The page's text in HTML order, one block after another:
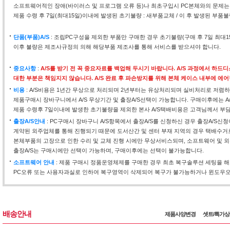
소프트웨어적인 장애(바이러스 및 프로그램 오류 등)나 최초구입시 PC본체와의 문제
제품 수령 후 7일(최대15일)이내에 발생된 초기불량 : 새부품교체 / 이 후 발생된 부품
단품(부품)A/S : 조립PC구성을 제외한 부품만 구매한 경우 초기불량(구매 후 7일 최대
이후 불량은 제조사규정의 의해 해당부품 제조사를 통해 서비스를 받으셔야 합니다.
중요사항: A/S를 받기 전 꼭 중요자료를 백업해 두시기 바랍니다. A/S 과정에서 하드
대한 부분은 책임지지 않습니다. A/S 완료 후 파손방지를 위해 본체 케이스 내부에 에
비용 : A/S비용은 1년간 무상으로 처리되며 2년부터는 유상처리되며 실비처리로 저렴
제품구매시 장바구니에서 A/S 무상기간 및 출장A/S선택이 가능합니다. 구매이후에는
제품 수령후 7일이내에 발생한 초기불량을 제외한 본사 A/S택배비용은 고객님께서 부
출장A/S안내 : PC구매시 장바구니 A/S항목에서 출장A/S를 신청하신 경우 출장A/S신
계약된 외주업체를 통해 진행되기 때문에 도서산간 및 센터 부재 지역의 경우 택배수
본체부품의 고장으로 인한 수리 및 교체 진행 시에만 무상서비스되며, 소프트웨어 및
출장A/S는 구매시에만 선택이 가능하며, 구매이후에는 선택이 불가능합니다.
소프트웨어 안내 : 제품 구매시 정품운영체제를 구매한 경우 최초 복구솔루션 세팅을
PC오류 또는 사용자과실로 인하여 복구영역이 삭제되어 복구가 불가능하거나 윈도
배송안내 제품사양변경 셋트/특가